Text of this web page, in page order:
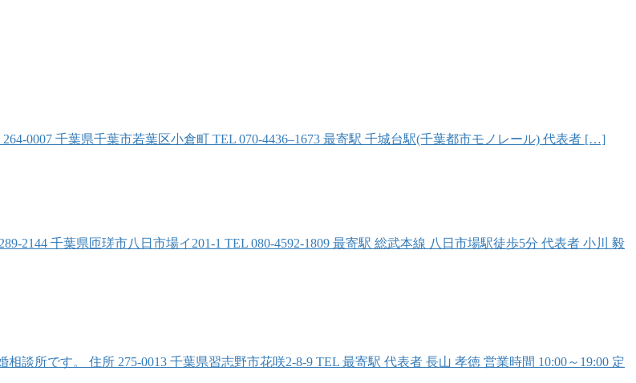
0007 千葉県千葉市若葉区小倉町 TEL 070-4436–1673 最寄駅 千城台駅(千葉都市モノレール) 代表者 […]
2144 千葉県匝瑳市八日市場イ201-1 TEL 080-4592-1809 最寄駅 総武本線 八日市場駅徒歩5分 代表者 小川 毅
談所です。 住所 275-0013 千葉県習志野市花咲2-8-9 TEL 最寄駅 代表者 長山 孝徳 営業時間 10:00～19:00 定